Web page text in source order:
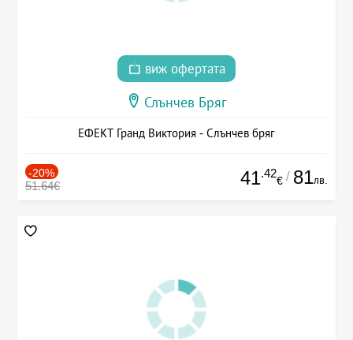
виж офертата
Слънчев Бряг
ЕФЕКТ Гранд Виктория - Слънчев бряг
-20%
51.64€ 41.42
€ / 81лв.